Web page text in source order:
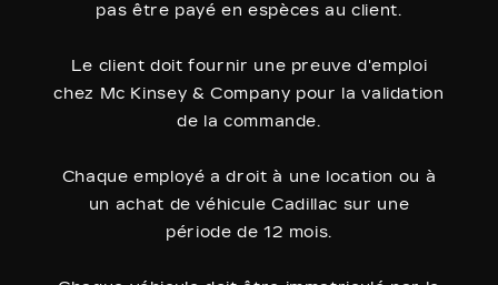
pas être payé en espèces au client.
Le client doit fournir une preuve d'emploi
chez Mc Kinsey & Company pour la validation
de la commande.
Chaque employé a droit à une location ou à
un achat de véhicule Cadillac sur une
période de 12 mois.